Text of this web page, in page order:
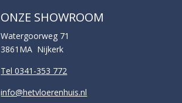
ONZE SHOWROOM
Watergoorweg 71
3861MA Nijkerk
Tel 0341-353 772
info@hetvloerenhuis.nl